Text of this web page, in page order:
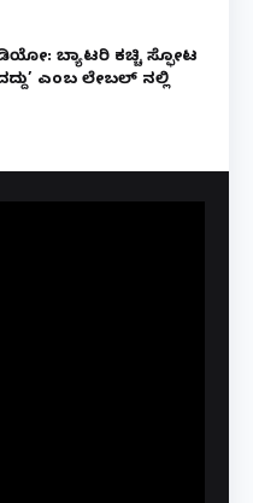
ಬ್ಯಾಟರಿ ಕಚ್ಚಿ ಸ್ಫೋಟ
ಎಂಬ ಲೇಬಲ್ ನಲ್ಲಿ